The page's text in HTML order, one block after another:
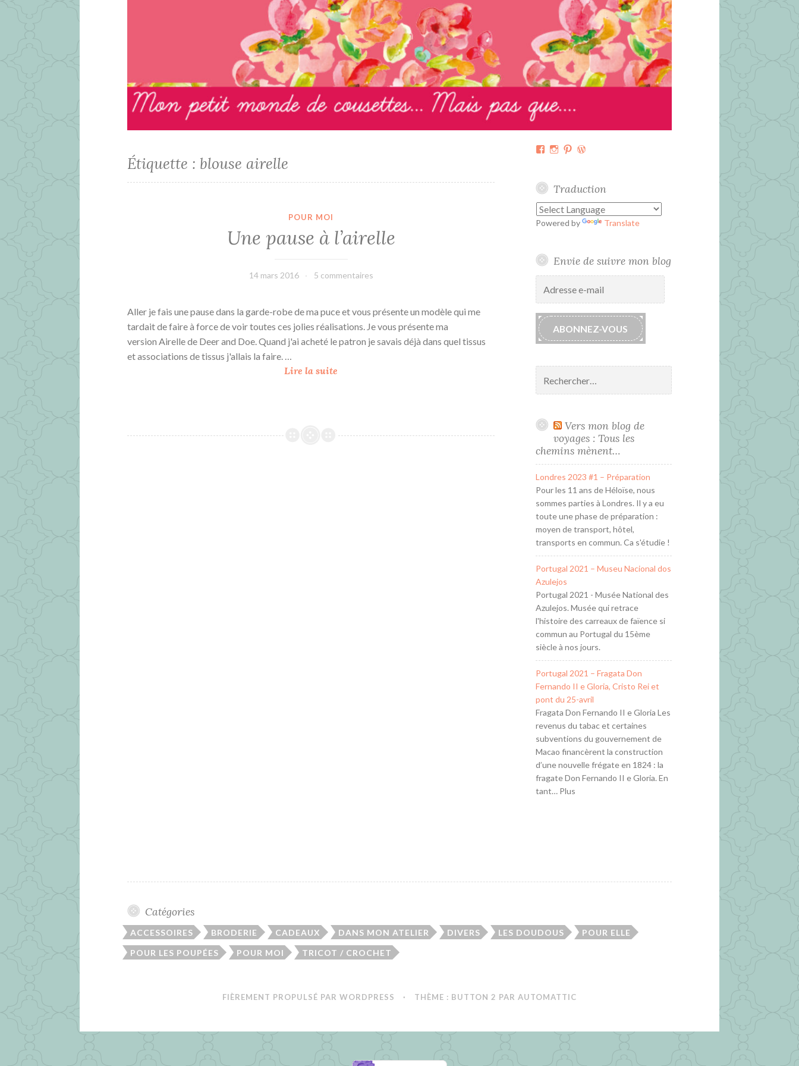
Étiquette : blouse airelle
POUR MOI
Une pause à l’airelle
14 mars 2016 leffetmain
5 commentaires
Aller je fais une pause dans la garde-robe de ma puce et vous présente un modèle qui me
tardait de faire à force de voir toutes ces jolies réalisations. Je vous présente ma
version Airelle de Deer and Doe. Quand j'ai acheté le patron je savais déjà dans quel tissus
et associations de tissus j'allais la faire. …
Lire la suite
Facebook
Instagram
PinterestWordPress.org
Traduction
Powered by Translate
Envie de suivre mon blog
ABONNEZ-VOUS
Vers mon blog de
voyages : Tous les
chemins mènent…
Londres 2023 #1 – Préparation
Pour les 11 ans de Héloïse, nous
sommes parties à Londres. Il y a eu
toute une phase de préparation :
moyen de transport, hôtel,
transports en commun. Ca s'étudie !
Portugal 2021 – Museu Nacional dos
Azulejos
Portugal 2021 - Musée National des
Azulejos. Musée qui retrace
l'histoire des carreaux de faïence si
commun au Portugal du 15ème
siècle à nos jours.
Portugal 2021 – Fragata Don
Fernando II e Gloria, Cristo Rei et
pont du 25-avril
Fragata Don Fernando II e Gloria Les
revenus du tabac et certaines
subventions du gouvernement de
Macao financèrent la construction
d’une nouvelle frégate en 1824 : la
fragate Don Fernando II e Gloria. En
tant… Plus
Catégories
ACCESSOIRES BRODERIE CADEAUX DANS MON ATELIER DIVERS LES DOUDOUS POUR ELLE
POUR LES POUPÉES POUR MOI TRICOT / CROCHET
FIÈREMENT PROPULSÉ PAR WORDPRESS · THÈME : BUTTON 2 PAR AUTOMATTIC